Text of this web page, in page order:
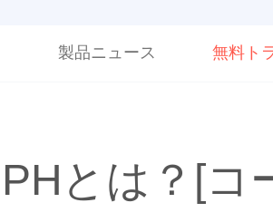
製品ニュース 無料ト
とは？[コ